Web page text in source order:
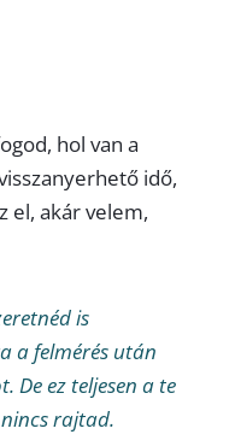
hol van a
idő,
el, akár velem,
is
a felmérés után
De ez teljesen a te
rajtad.